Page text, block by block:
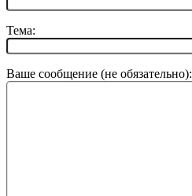
Тема:
Ваше сообщение (не обязательно):